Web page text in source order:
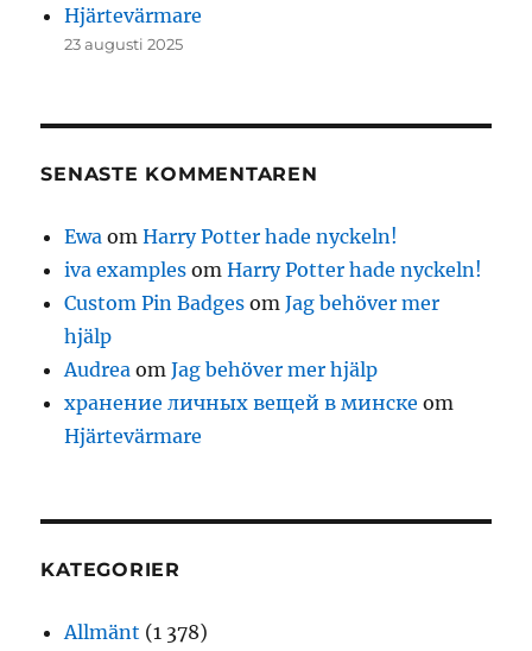
Hjärtevärmare
23 augusti 2025
SENASTE KOMMENTAREN
Ewa omHarry Potter hade nyckeln!
iva examples omHarry Potter hade nyckeln!
Custom Pin Badges omJag behöver mer
hjälp
Audrea omJag behöver mer hjälp
хранение личных вещей в минске om
Hjärtevärmare
KATEGORIER
Allmänt (1 378)